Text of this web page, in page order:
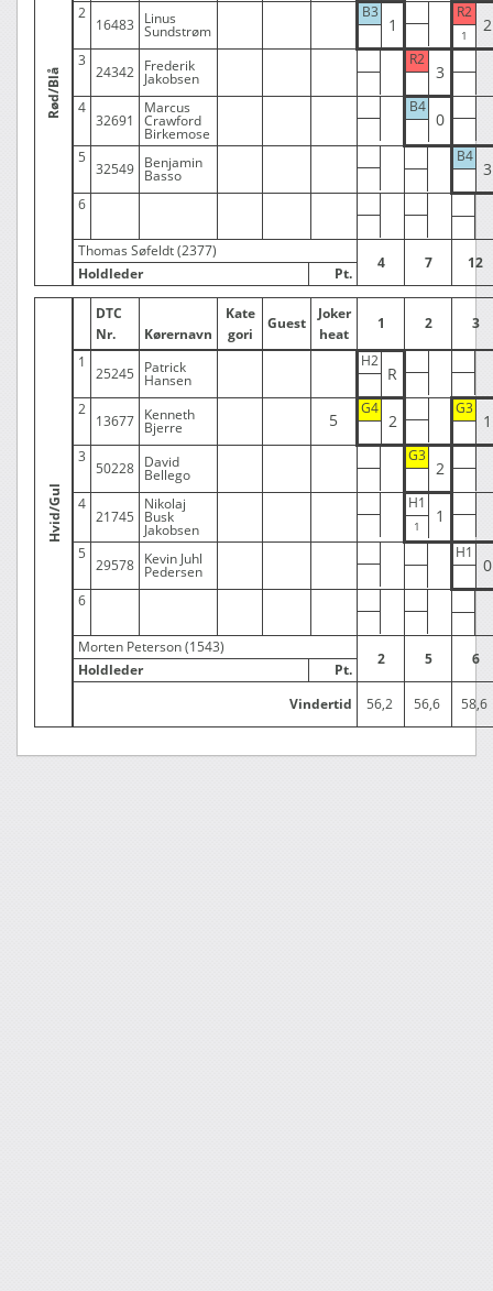
Rød/Blå
2
16483 Linus
Sundstrøm
B3
1
R2
2
3
24342 Frederik
Jakobsen
R2
3
4
32691
Marcus
Crawford
Birkemose
B4
0
5
32549 Benjamin
Basso
B4
3
6
Thomas Søfeldt (2377)
Holdleder
Pt.
4 7 12
Hvid/Gul
DTC
Nr.
Kørernavn
Kate
gori
Guest
Joker
heat
1 2 3
1
25245 Patrick
Hansen
H2
R
2
13677 Kenneth
Bjerre 5
G4
2
G3
1
3
50228 David
Bellego
G3
2
4
21745
Nikolaj
Busk
Jakobsen
H1
1
5
29578 Kevin Juhl
Pedersen
H1
0
6
Morten Peterson (1543)
Holdleder
Pt.
2 5 6
Vindertid 56,2 56,6 58,6